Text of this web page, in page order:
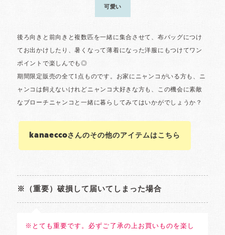
kanaeccoさんのその他のアイテムはこちら
※（重要）破損して届いてしまった場合
※とても重要です。必ずご了承の上お買いものを楽し